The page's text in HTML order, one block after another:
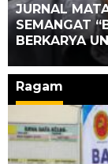
JURNAL
SEMANGAT
BERKARYA
Ragam